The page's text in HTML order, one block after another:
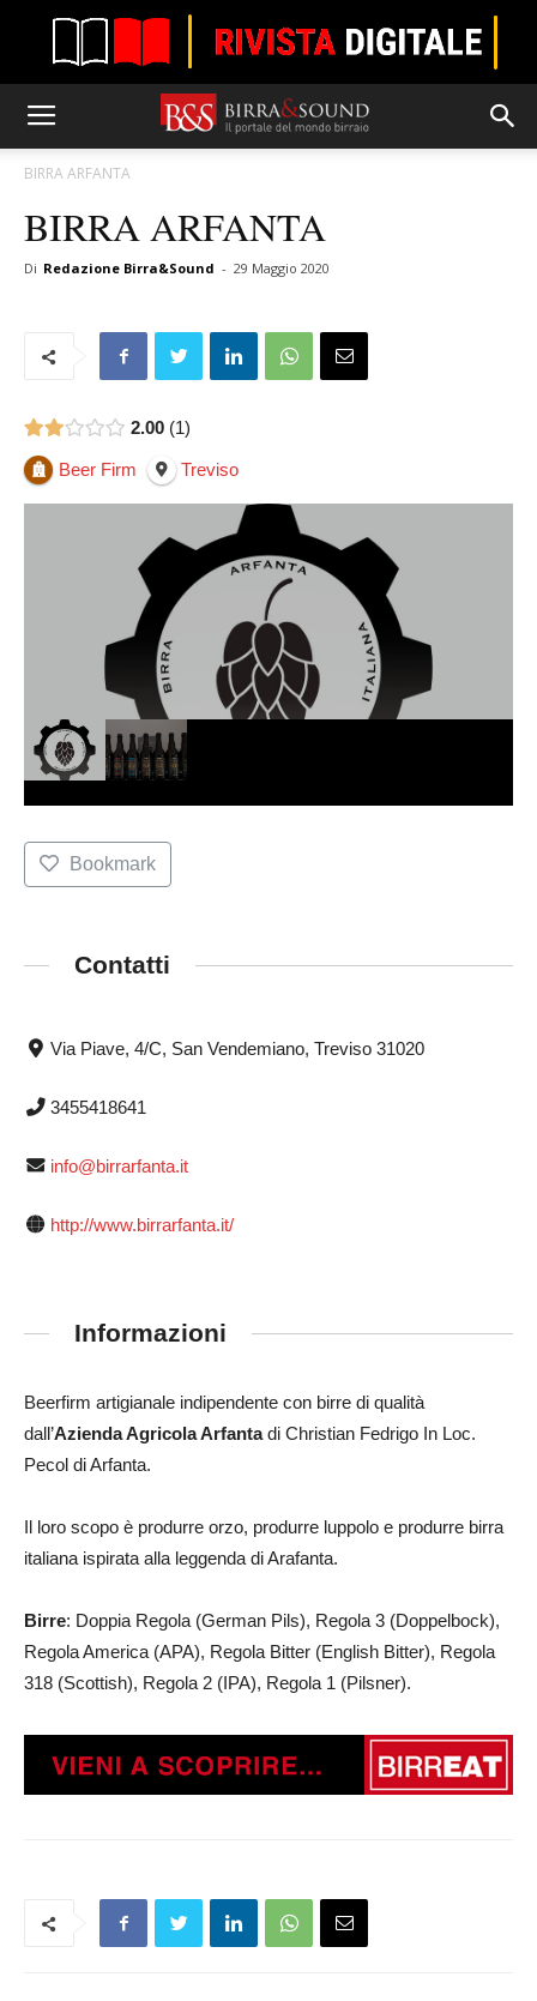
BIRRA ARFANTA
BIRRA ARFANTA
Di Redazione Birra&Sound - 29 Maggio 2020
2.00 1
Beer Firm Treviso
Bookmark
Contatti
Via Piave, 4/C, San Vendemiano, Treviso 31020
3455418641
info@birrarfanta.it
http://www.birrarfanta.it/
Informazioni
Beerfirm artigianale indipendente con birre di qualità
dall’Azienda Agricola Arfantadi Christian Fedrigo In Loc.
Pecol di Arfanta.
Il loro scopo è produrre orzo, produrre luppolo e produrre birra
italiana ispirata alla leggenda di Arafanta.
Birre: Doppia Regola (German Pils), Regola 3 (Doppelbock),
Regola America (APA), Regola Bitter (English Bitter), Regola
318 (Scottish), Regola 2 (IPA), Regola 1 (Pilsner).